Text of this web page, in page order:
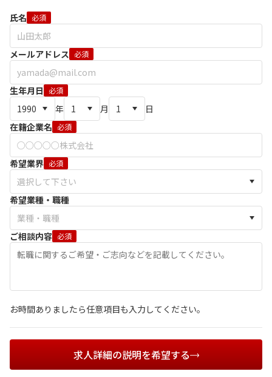
氏名 必須
メールアドレス 必須
生年月日 必須
年 月
日
在籍企業名 必須
希望業界 必須
希望業種・職種
ご相談内容 必須
お時間ありましたら任意項目も入力してください。
求人詳細の説明を希望する